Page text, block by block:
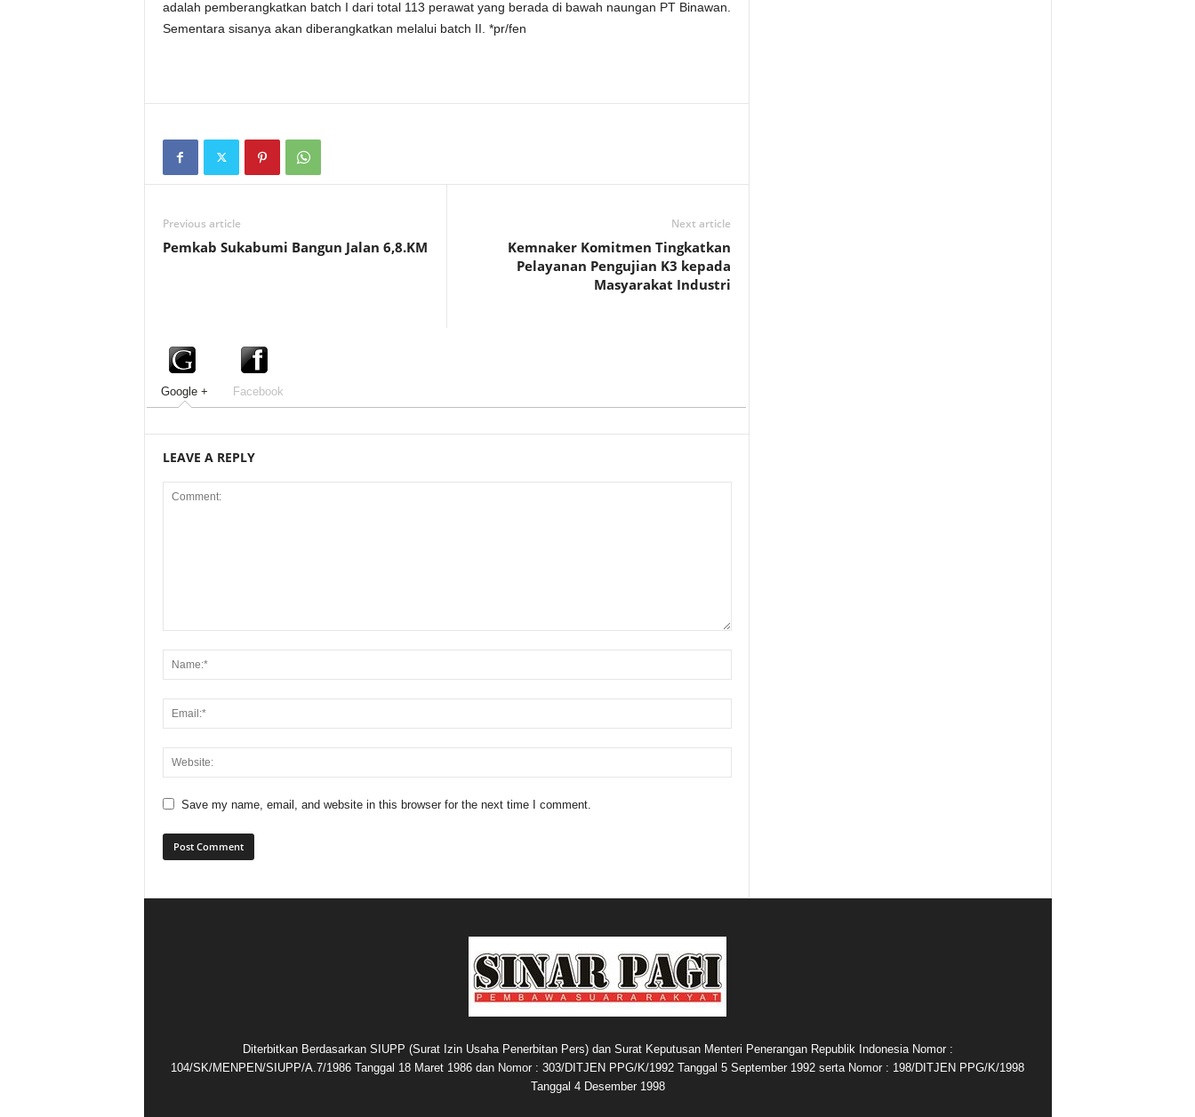
adalah pemberangkatkan batch I dari total 113 perawat yang berada di bawah naungan PT Binawan.
Sementara sisanya akan diberangkatkan melalui batch II. *pr/fen
Previous article
Pemkab Sukabumi Bangun Jalan 6,8.KM
Next article
Kemnaker Komitmen Tingkatkan
Pelayanan Pengujian K3 kepada
Masyarakat Industri
Google + Facebook
LEAVE A REPLY
Save my name, email, and website in this browser for the next time I comment.
Diterbitkan Berdasarkan SIUPP (Surat Izin Usaha Penerbitan Pers) dan Surat Keputusan Menteri Penerangan Republik Indonesia Nomor :
104/SK/MENPEN/SIUPP/A.7/1986 Tanggal 18 Maret 1986 dan Nomor : 303/DITJEN PPG/K/1992 Tanggal 5 September 1992 serta Nomor : 198/DITJEN PPG/K/1998
Tanggal 4 Desember 1998